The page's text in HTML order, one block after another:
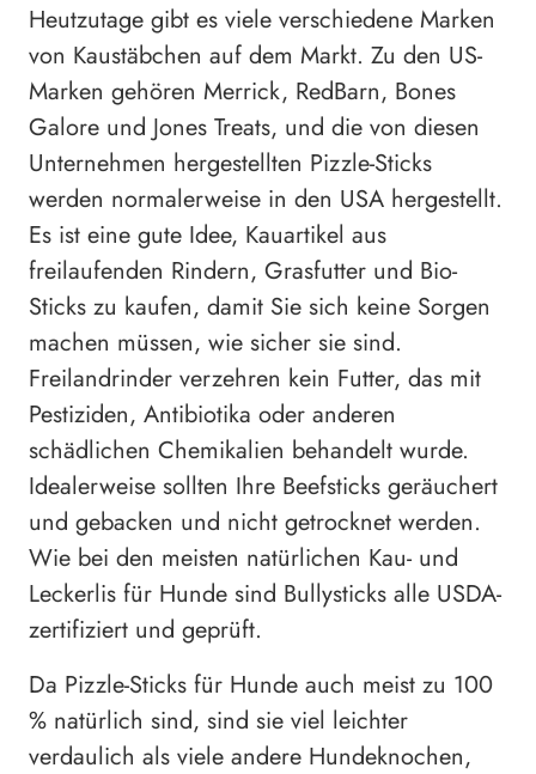
Heutzutage gibt es viele verschiedene Marken
von Kaustäbchen auf dem Markt. Zu den US-
Marken gehören Merrick, RedBarn, Bones
Galore und Jones Treats, und die von diesen
Unternehmen hergestellten Pizzle-Sticks
werden normalerweise in den USA hergestellt.
Es ist eine gute Idee, Kauartikel aus
freilaufenden Rindern, Grasfutter und Bio-
Sticks zu kaufen, damit Sie sich keine Sorgen
machen müssen, wie sicher sie sind.
Freilandrinder verzehren kein Futter, das mit
Pestiziden, Antibiotika oder anderen
schädlichen Chemikalien behandelt wurde.
Idealerweise sollten Ihre Beefsticks geräuchert
und gebacken und nicht getrocknet werden.
Wie bei den meisten natürlichen Kau- und
Leckerlis für Hunde sind Bullysticks alle USDA-
zertifiziert und geprüft.
Da Pizzle-Sticks für Hunde auch meist zu 100
% natürlich sind, sind sie viel leichter
verdaulich als viele andere Hundeknochen,